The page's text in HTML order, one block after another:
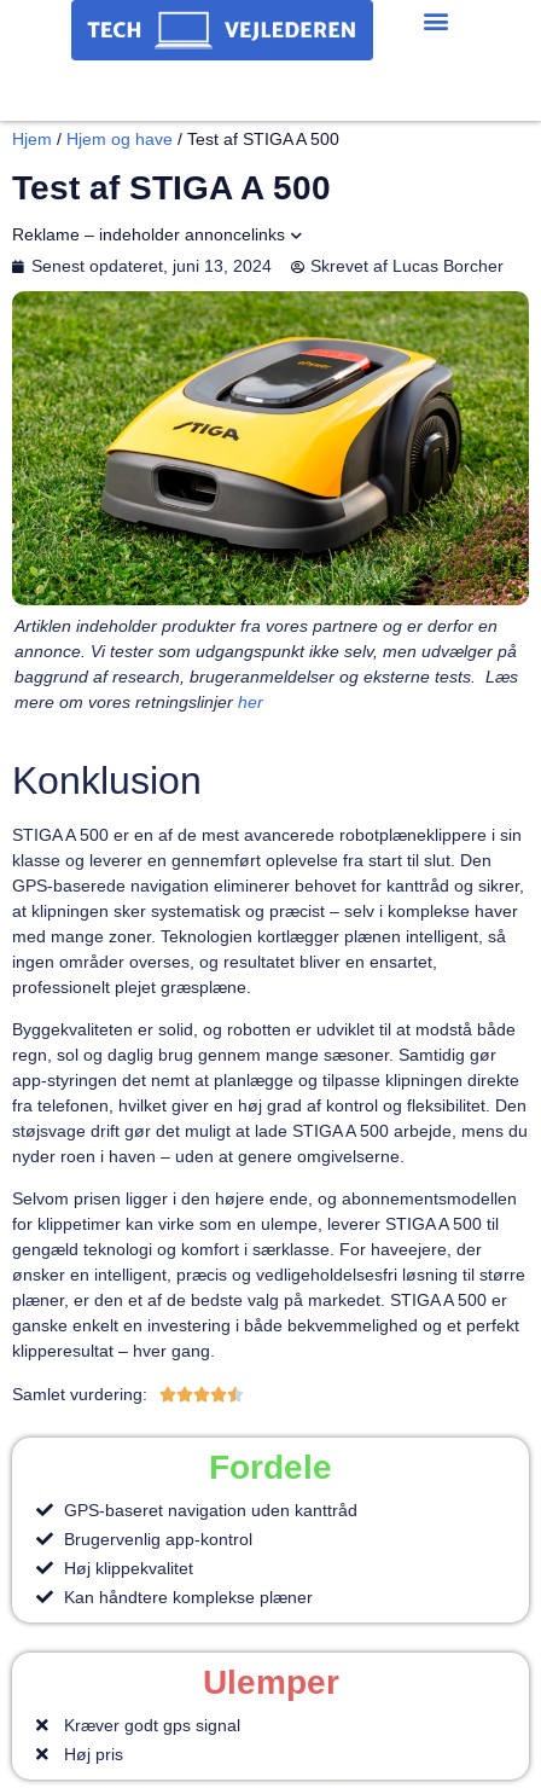
Hjem / Hjem og have / Test af STIGA A 500
Test af STIGA A 500
Senest opdateret, juni 13, 2024 Skrevet af Lucas Borcher
Reklame – indeholder annoncelinks
Artiklen indeholder produkter fra vores partnere og er derfor en
annonce. Vi tester som udgangspunkt ikke selv, men udvælger på
baggrund af research, brugeranmeldelser og eksterne tests. Læs
mere om vores retningslinjer her
Konklusion
STIGA A 500 er en af de mest avancerede robotplæneklippere i sin
klasse og leverer en gennemført oplevelse fra start til slut. Den
GPS-baserede navigation eliminerer behovet for kanttråd og sikrer,
at klipningen sker systematisk og præcist – selv i komplekse haver
med mange zoner. Teknologien kortlægger plænen intelligent, så
ingen områder overses, og resultatet bliver en ensartet,
professionelt plejet græsplæne.
Byggekvaliteten er solid, og robotten er udviklet til at modstå både
regn, sol og daglig brug gennem mange sæsoner. Samtidig gør
app-styringen det nemt at planlægge og tilpasse klipningen direkte
fra telefonen, hvilket giver en høj grad af kontrol og fleksibilitet. Den
støjsvage drift gør det muligt at lade STIGA A 500 arbejde, mens du
nyder roen i haven – uden at genere omgivelserne.
Selvom prisen ligger i den højere ende, og abonnementsmodellen
for klippetimer kan virke som en ulempe, leverer STIGA A 500 til
gengæld teknologi og komfort i særklasse. For haveejere, der
ønsker en intelligent, præcis og vedligeholdelsesfri løsning til større
plæner, er den et af de bedste valg på markedet. STIGA A 500 er
ganske enkelt en investering i både bekvemmelighed og et perfekt
klipperesultat – hver gang.
Samlet vurdering: 
Fordele
GPS-baseret navigation uden kanttråd
Brugervenlig app-kontrol
Høj klippekvalitet
Kan håndtere komplekse plæner
Ulemper
Kræver godt gps signal
Høj pris